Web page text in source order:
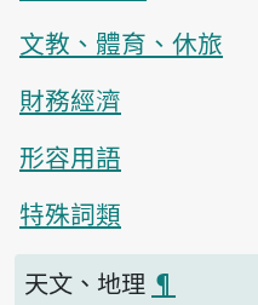
文教、體育、休旅
財務經濟
形容用語
特殊詞類
天文、地理 ¶